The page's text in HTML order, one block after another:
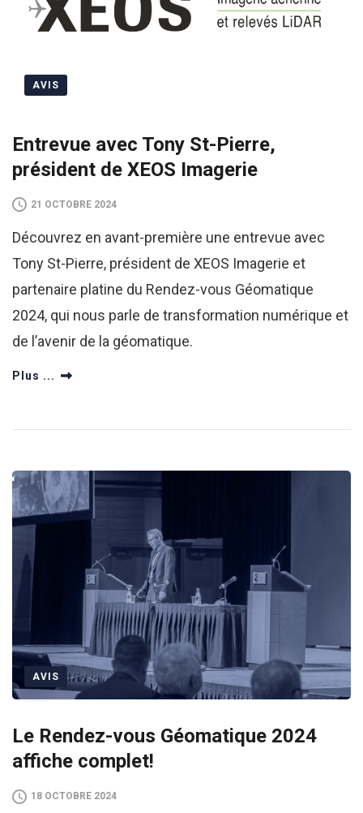
AVIS
Entrevue avec Tony St-Pierre,
président de XEOS Imagerie
21 OCTOBRE 2024
Découvrez en avant-première une entrevue avec
Tony St-Pierre, président de XEOS Imagerie et
partenaire platine du Rendez-vous Géomatique
2024, qui nous parle de transformation numérique et
de l’avenir de la géomatique.
Plus ...
AVIS
Le Rendez-vous Géomatique 2024
affiche complet!
18 OCTOBRE 2024